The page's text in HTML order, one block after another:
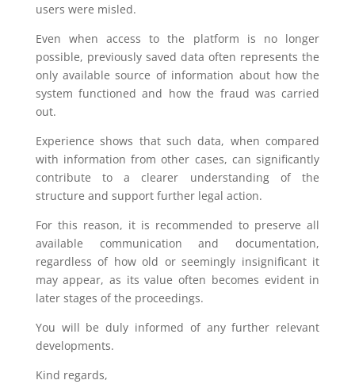
users were misled.
Even when access to the platform is no longer
possible, previously saved data often represents the
only available source of information about how the
system functioned and how the fraud was carried
out.
Experience shows that such data, when compared
with information from other cases, can significantly
contribute to a clearer understanding of the
structure and support further legal action.
For this reason, it is recommended to preserve all
available communication and documentation,
regardless of how old or seemingly insignificant it
may appear, as its value often becomes evident in
later stages of the proceedings.
You will be duly informed of any further relevant
developments.
Kind regards,